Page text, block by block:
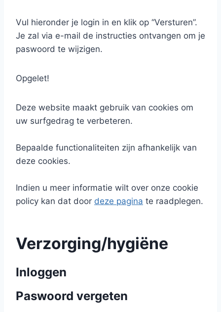
Vul hieronder je login in en klik op “Versturen”.
Je zal via e-mail de instructies ontvangen om je
paswoord te wijzigen.
Opgelet!
Deze website maakt gebruik van cookies om
uw surfgedrag te verbeteren.
Bepaalde functionaliteiten zijn afhankelijk van
deze cookies.
Indien u meer informatie wilt over onze cookie
policy kan dat door deze pagina te raadplegen.
Verzorging/hygiëne
Inloggen
Paswoord vergeten